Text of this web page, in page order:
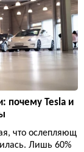
почему Tesla и
что ослепляющ
Лишь 60%